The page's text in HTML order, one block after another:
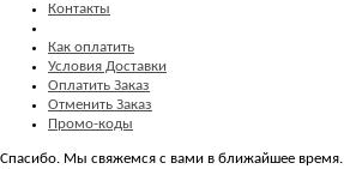
Контакты
Как оплатить
Условия Доставки
Оплатить Заказ
Отменить Заказ
Промо-коды
Спасибо. Мы свяжемся с вами в ближайшее время.